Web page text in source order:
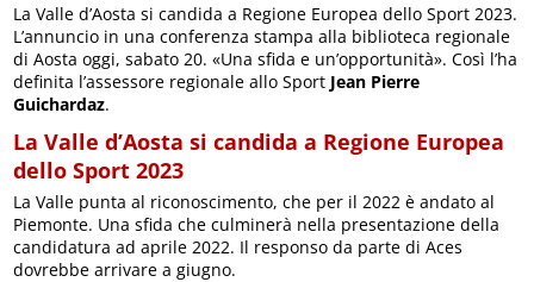
La Valle d’Aosta si candida a Regione Europea dello Sport 2023.
L’annuncio in una conferenza stampa alla biblioteca regionale
di Aosta oggi, sabato 20. «Una sfida e un’opportunità». Così l’ha
definita l’assessore regionale allo Sport Jean Pierre
Guichardaz.
La Valle d’Aosta si candida a Regione Europea
dello Sport 2023
La Valle punta al riconoscimento, che per il 2022 è andato al
Piemonte. Una sfida che culminerà nella presentazione della
candidatura ad aprile 2022. Il responso da parte di Aces
dovrebbe arrivare a giugno.